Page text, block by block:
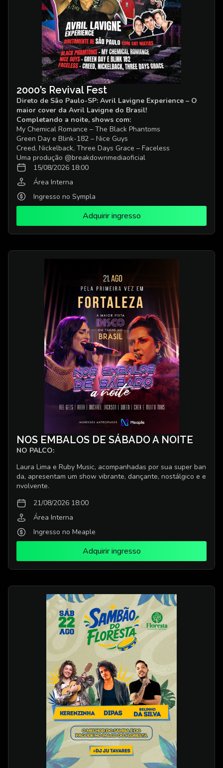
2000’s Revival Fest
Direto de São Paulo-SP: Avril Lavigne Experience – O
maior cover da Avril Lavigne do Brasil!
Completando a noite, shows com:
My Chemical Romance – The Black Phantoms
Green Day e Blink-182 – Nice Guys
Creed, Nickelback, Three Days Grace – Faceless
Uma produção @breakdownmediaoficial
15/08/2026 18:00
Área Interna
Ingresso no Sympla
Adquirir ingresso
NOS EMBALOS DE SÁBADO A NOITE
NO PALCO:
Laura Lima e Ruby Music, acompanhadas por sua super ban
da, apresentam um show vibrante, dançante, nostálgico e e
nvolvente.
21/08/2026 18:00
Área Interna
Ingresso no Meaple
Adquirir ingresso